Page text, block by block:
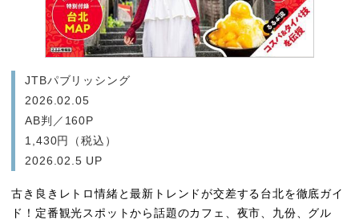
JTBパブリッシング
2026.02.05
AB判／160P
1,430円（税込）
2026.02.5 UP
古き良きレトロ情緒と最新トレンドが交差する台北を徹底ガイ
ド！定番観光スポットから話題のカフェ、夜市、九份、グル